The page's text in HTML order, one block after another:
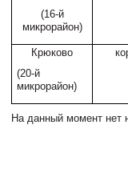
(16-й
микрорайон)
Крюково
(20-й
микрорайон)
На данный момент нет